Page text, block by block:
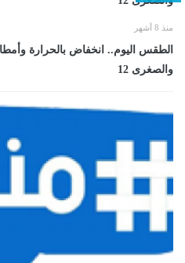
منذ 8 أشهر
والصغرى 12